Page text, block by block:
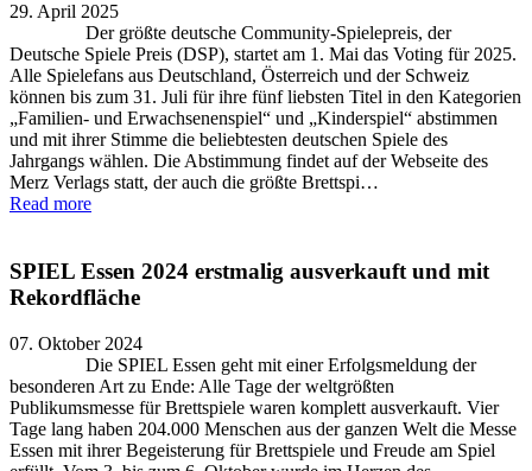
29. April 2025
Der größte deutsche Community-Spielepreis, der
Deutsche Spiele Preis (DSP), startet am 1. Mai das Voting für 2025.
Alle Spielefans aus Deutschland, Österreich und der Schweiz
können bis zum 31. Juli für ihre fünf liebsten Titel in den Kategorien
„Familien- und Erwachsenenspiel“ und „Kinderspiel“ abstimmen
und mit ihrer Stimme die beliebtesten deutschen Spiele des
Jahrgangs wählen. Die Abstimmung findet auf der Webseite des
Merz Verlags statt, der auch die größte Brettspi…
Read more
SPIEL Essen 2024 erstmalig ausverkauft und mit
Rekordfläche
07. Oktober 2024
Die SPIEL Essen geht mit einer Erfolgsmeldung der
besonderen Art zu Ende: Alle Tage der weltgrößten
Publikumsmesse für Brettspiele waren komplett ausverkauft. Vier
Tage lang haben 204.000 Menschen aus der ganzen Welt die Messe
Essen mit ihrer Begeisterung für Brettspiele und Freude am Spiel